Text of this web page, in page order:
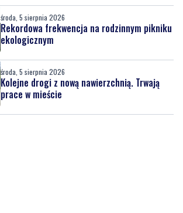
środa, 5 sierpnia 2026
Rekordowa frekwencja na rodzinnym pikniku
ekologicznym
środa, 5 sierpnia 2026
Kolejne drogi z nową nawierzchnią. Trwają
prace w mieście